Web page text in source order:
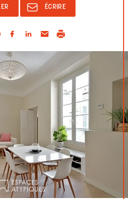
ÉCRIRE